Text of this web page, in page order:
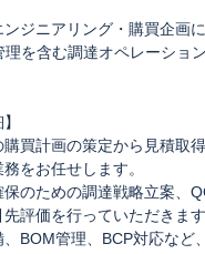
ジニアリング・購買企画
理を含む調達オペレーショ
買計画の策定から見積取
をお任せします。
のための調達戦略立案、
評価を行っていただきます
BOM管理、BCP対応など